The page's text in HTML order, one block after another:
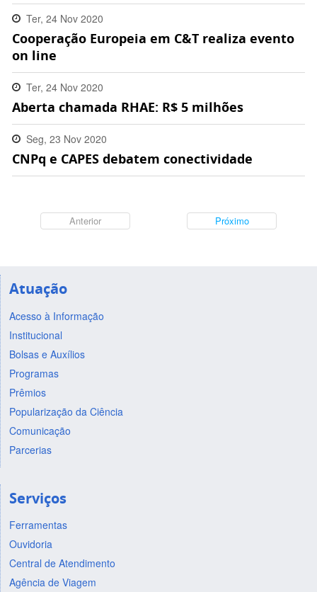
Ter, 24 Nov 2020
11:36:00 -0300
Cooperação Europeia em C&T realiza evento
on line
Ter, 24 Nov 2020
09:32:00 -0300
Aberta chamada RHAE: R$ 5 milhões
Seg, 23 Nov 2020
10:35:00 -0300
CNPq e CAPES debatem conectividade
Anterior Próximo
Atuação
Acesso à Informação
Institucional
Bolsas e Auxílios
Programas
Prêmios
Popularização da Ciência
Comunicação
Parcerias
Serviços
Ferramentas
Ouvidoria
Central de Atendimento
Agência de Viagem